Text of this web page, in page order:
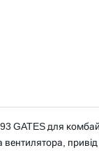
GATES для
привід